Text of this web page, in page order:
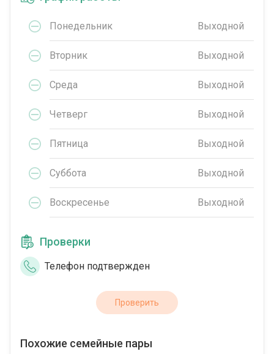
Понедельник Выходной
Вторник Выходной
Среда Выходной
Четверг Выходной
Пятница Выходной
Суббота Выходной
Воскресенье Выходной
Проверки
Телефон подтвержден
Проверить
Похожие семейные пары